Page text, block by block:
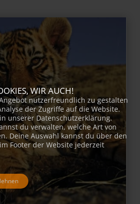
WIR AUCH!
nutzerfreundlich zu gestalten
der Zugriffe auf die Website.
unserer Datenschutzerklärung.
du verwalten, welche Art von
Deine Auswahl kannst du über den
Footer der Website jederzeit